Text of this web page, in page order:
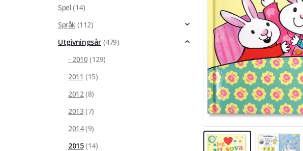
Spel (14)
Språk (112)
Utgivningsår (479)
- 2010 (129)
2011 (15)
2012(8)
2013 (7)
2014(9)
2015(14)